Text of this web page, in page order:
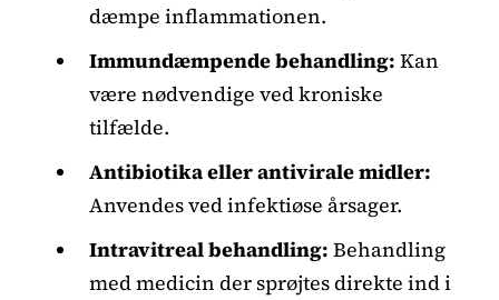
dæmpe inflammationen.
Immundæmpende behandling: Kan
være nødvendige ved kroniske
tilfælde.
Antibiotika eller antivirale midler:
Anvendes ved infektiøse årsager.
Intravitreal behandling: Behandling
med medicin der sprøjtes direkte ind i